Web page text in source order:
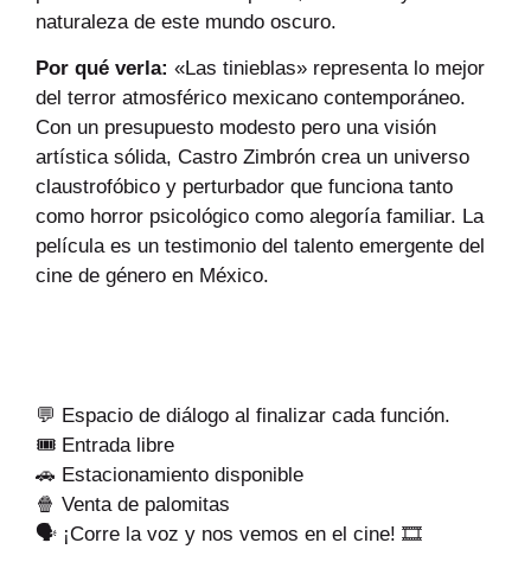
naturaleza de este mundo oscuro.
Por qué verla: «Las tinieblas» representa lo mejor
del terror atmosférico mexicano contemporáneo.
Con un presupuesto modesto pero una visión
artística sólida, Castro Zimbrón crea un universo
claustrofóbico y perturbador que funciona tanto
como horror psicológico como alegoría familiar. La
película es un testimonio del talento emergente del
cine de género en México.
💬 Espacio de diálogo al finalizar cada función.
🎟 Entrada libre
🚗 Estacionamiento disponible
🍿 Venta de palomitas
🗣 ¡Corre la voz y nos vemos en el cine! 🎞